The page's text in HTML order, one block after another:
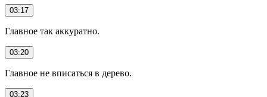
03:17
Главное так аккуратно.
03:20
Главное не вписаться в дерево.
03:23